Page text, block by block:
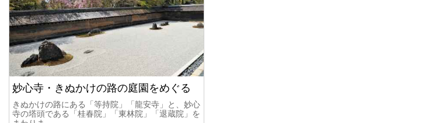
妙心寺・きぬかけの路の庭園をめぐる
きぬかけの路にある「等持院」「龍安寺」と、妙心
寺の塔頭である「桂春院」「東林院」「退蔵院」を